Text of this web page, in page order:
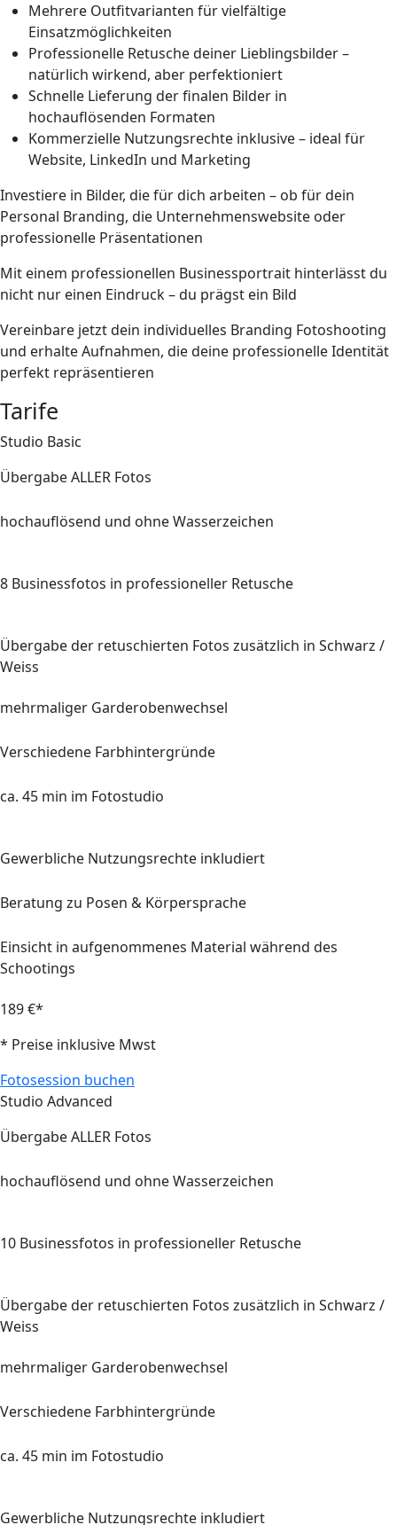
Mehrere Outfitvarianten für vielfältige
Einsatzmöglichkeiten
Professionelle Retuschedeiner Lieblingsbilder –
natürlich wirkend, aber perfektioniert
Schnelle Lieferung der finalen Bilder in
hochauflösenden Formaten
Kommerzielle Nutzungsrechte inklusive– ideal für
Website, LinkedIn und Marketing
Investiere in Bilder, die für dich arbeiten – ob für dein
Personal Branding, die Unternehmenswebsite oder
professionelle Präsentationen
Mit einem professionellen Businessportrait hinterlässt du
nicht nur einen Eindruck – du prägst ein Bild
Vereinbare jetzt dein individuelles Branding Fotoshooting
und erhalte Aufnahmen, die deine professionelle Identität
perfekt repräsentieren
Tarife
Studio Basic
ÜbergabeALLER Fotos
hochauflösend und ohne Wasserzeichen
8 Businessfotos in professioneller Retusche
Übergabe der retuschierten Fotos zusätzlich in Schwarz /
Weiss
mehrmaliger Garderobenwechsel
Verschiedene Farbhintergründe
ca. 45 min im Fotostudio
Gewerbliche Nutzungsrechte inkludiert
Beratung zu Posen & Körpersprache
Einsicht in aufgenommenes Material während des
Schootings
189 €*
* Preise inklusive Mwst
Fotosession buchen
Studio Advanced
ÜbergabeALLER Fotos
hochauflösend und ohne Wasserzeichen
10 Businessfotos in professioneller Retusche
Übergabe der retuschierten Fotos zusätzlich in Schwarz /
Weiss
mehrmaliger Garderobenwechsel
Verschiedene Farbhintergründe
ca. 45 min im Fotostudio
Gewerbliche Nutzungsrechte inkludiert